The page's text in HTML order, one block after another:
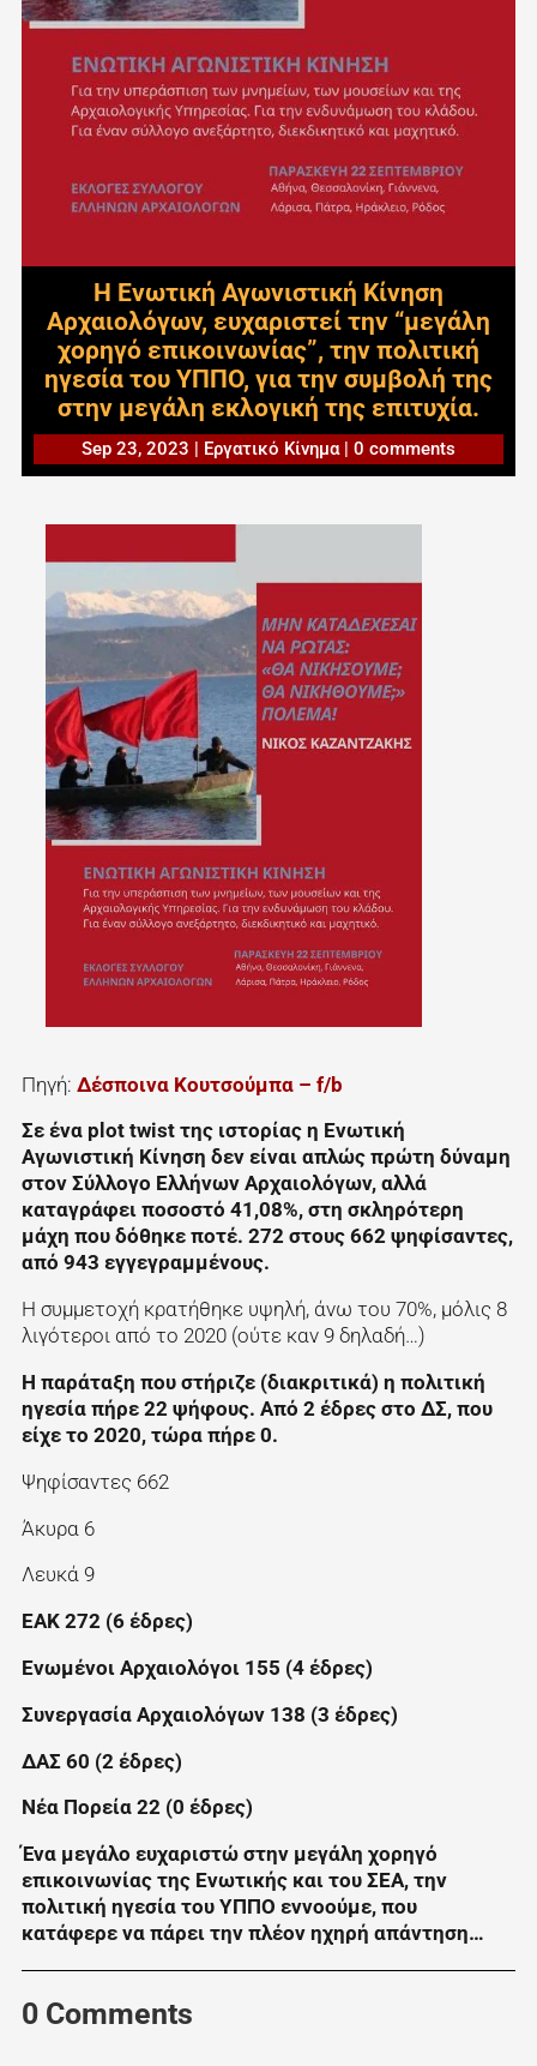
Η Ενωτική Αγωνιστική Κίνηση
Αρχαιολόγων, ευχαριστεί την “μεγάλη
χορηγό επικοινωνίας”, την πολιτική
ηγεσία του ΥΠΠΟ, για την συμβολή της
στην μεγάλη εκλογική της επιτυχία.
Sep 23, 2023 Εργατικό Κίνημα| 0 comments
Πηγή: Δέσποινα Κουτσούμπα – f/b
Σε ένα plot twist της ιστορίας η Ενωτική
Αγωνιστική Κίνηση δεν είναι απλώς πρώτη δύναμη
στον Σύλλογο Ελλήνων Αρχαιολόγων, αλλά
καταγράφει ποσοστό 41,08%, στη σκληρότερη
μάχη που δόθηκε ποτέ. 272 στους 662 ψηφίσαντες,
από 943 εγγεγραμμένους.
Η συμμετοχή κρατήθηκε υψηλή, άνω του 70%, μόλις 8
λιγότεροι από το 2020 (ούτε καν 9 δηλαδή…)
Η παράταξη που στήριζε (διακριτικά) η πολιτική
ηγεσία πήρε 22 ψήφους. Από 2 έδρες στο ΔΣ, που
είχε το 2020, τώρα πήρε 0.
Ψηφίσαντες 662
Άκυρα 6
Λευκά 9
ΕΑΚ 272 (6 έδρες)
Ενωμένοι Αρχαιολόγοι 155 (4 έδρες)
Συνεργασία Αρχαιολόγων 138 (3 έδρες)
ΔΑΣ 60 (2 έδρες)
Νέα Πορεία 22 (0 έδρες)
Ένα μεγάλο ευχαριστώ στην μεγάλη χορηγό
επικοινωνίας της Ενωτικής και του ΣΕΑ, την
πολιτική ηγεσία του ΥΠΠΟ εννοούμε, που
κατάφερε να πάρει την πλέον ηχηρή απάντηση…
0 Comments